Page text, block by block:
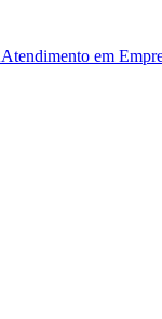
Atendimento em